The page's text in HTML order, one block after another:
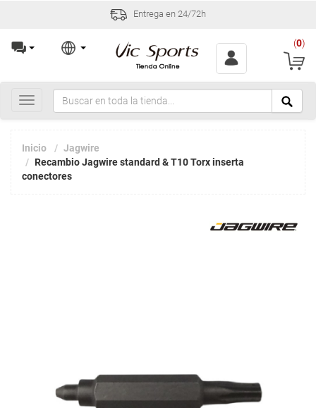
Entrega en 24/72h
(0)
Toggle
navigation
Inicio
Jagwire
Recambio Jagwire standard & T10 Torx inserta
conectores